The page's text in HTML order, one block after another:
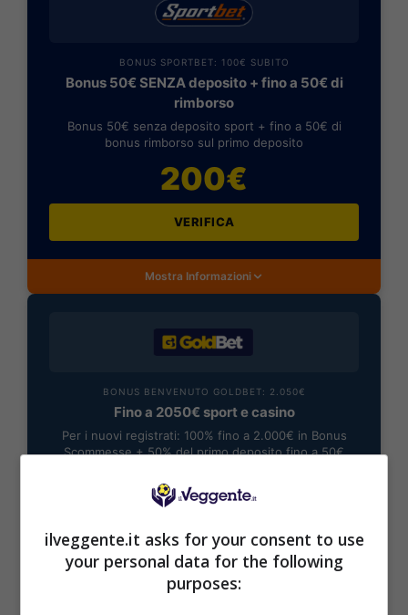
BONUS SPORTBET: 100€ SUBITO
Bonus 50€ SENZA deposito + fino a 50€ di
rimborso
Bonus 50€ senza deposito sport + fino a 50€ di
bonus rimborso sul primo deposito
200€
VERIFICA
Mostra Informazioni
BONUS BENVENUTO GOLDBET: 2.050€
Fino a 2050€ sport e casino
Per i nuovi registrati: 100% fino a 2.000€ in Bonus
Scommesse + 50% del primo deposito fino a 50€
2050€
VERIFICA
Mostra Informazioni
ilveggente.it asks for your consent to use
your personal data for the following
purposes: